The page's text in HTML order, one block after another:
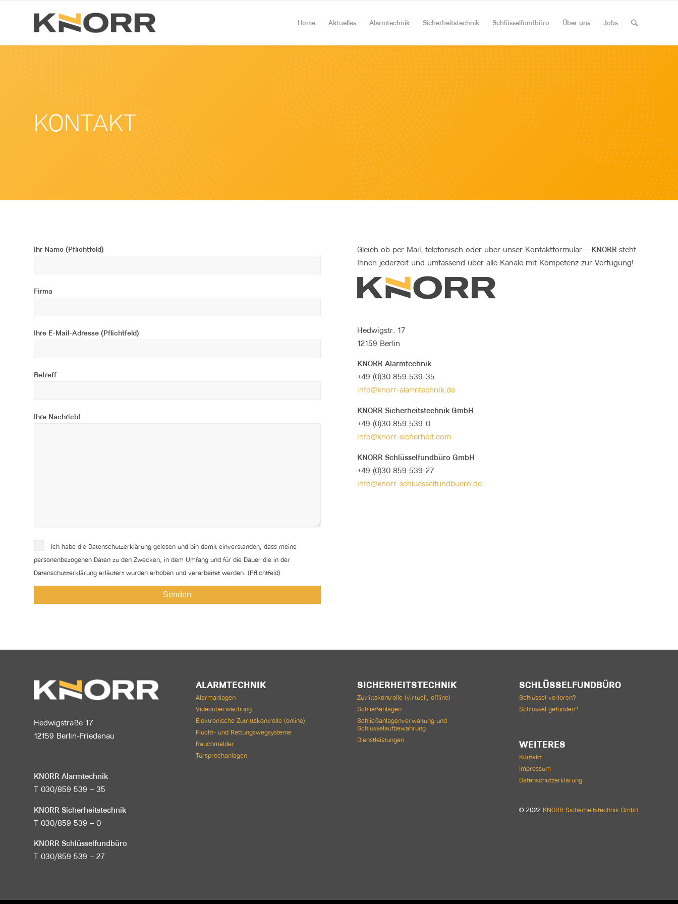
Home Aktuelles Alarmtechnik Sicherheitstechnik Schlüsselfundbüro Über uns Jobs
KONTAKT
Ihr Name (Pflichtfeld)
Firma
Ihre E-Mail-Adresse (Pflichtfeld)
Betreff
Ihre Nachricht
Ich habe die Datenschutzerklärung gelesen und bin damit einverstanden, dass meine
personenbezogenen Daten zu den Zwecken, in dem Umfang und für die Dauer die in der
Datenschutzerklärung erläutert wurden erhoben und verarbeitet werden. (Pflichtfeld)
Gleich ob per Mail, telefonisch oder über unser Kontaktformular – KNORRsteht
Ihnen jederzeit und umfassend über alle Kanäle mit Kompetenz zur Verfügung!
Hedwigstr. 17
12159 Berlin
KNORR Alarmtechnik
+49 (0)30 859 539-35
info@knorr-alarmtechnik.de
KNORR Sicherheitstechnik GmbH
+49 (0)30 859 539-0
info@knorr-sicherheit.com
KNORR Schlüsselfundbüro GmbH
+49 (0)30 859 539-27
info@knorr-schluesselfundbuero.de
Hedwigstraße 17
12159 Berlin-Friedenau
KNORR Alarmtechnik
T 030/859 539 – 35
KNORR Sicherheitstechnik
T 030/859 539 – 0
KNORR Schlüsselfundbüro
T 030/859 539 – 27
ALARMTECHNIK
Alarmanlagen
Videoüberwachung
Elektronische Zutrittskontrolle (online)
Flucht- und Rettungswegsysteme
Rauchmelder
Türsprechanlagen
SICHERHEITSTECHNIK
Zutrittskontrolle (virtuell, offline)
Schließanlagen
Schließanlagenverwaltung und
Schlüsselaufbewahrung
Dienstleistungen
SCHLÜSSELFUNDBÜRO
Schlüssel verloren?
Schlüssel gefunden?
WEITERES
Kontakt
Impressum
Datenschutzerklärung
© 2022 KNORR Sicherheitstechnik GmbH